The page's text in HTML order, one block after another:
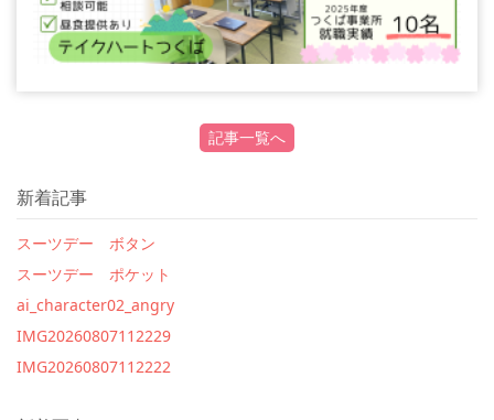
記事一覧へ
新着記事
スーツデー ボタン
スーツデー ポケット
ai_character02_angry
IMG20260807112229
IMG20260807112222